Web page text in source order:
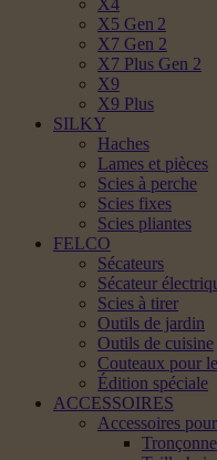
X4
X5 Gen 2
X7 Gen 2
X7 Plus Gen 2
X9
X9 Plus
SILKY
Haches
Lames et pièces
Scies à perche
Scies fixes
Scies pliantes
FELCO
Sécateurs
Sécateur
Scies à tirer
Outils de jardin
Outils de cuisine
Couteaux pour
Édition spéciale
ACCESSOIRES
Accessoires pour